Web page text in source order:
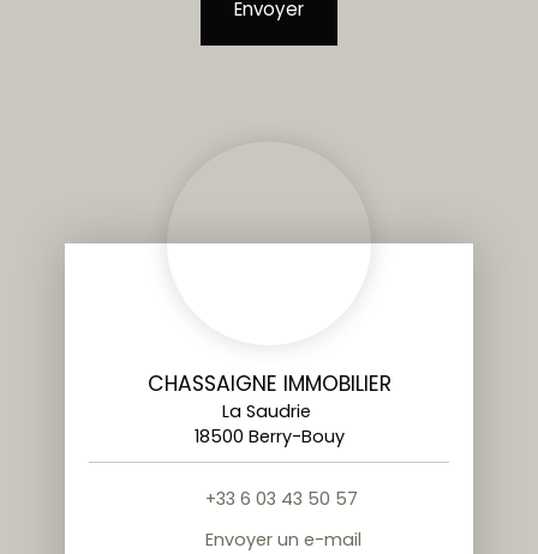
Envoyer
CHASSAIGNE IMMOBILIER
La Saudrie
18500 Berry-Bouy
+33 6 03 43 50 57
Envoyer un e-mail